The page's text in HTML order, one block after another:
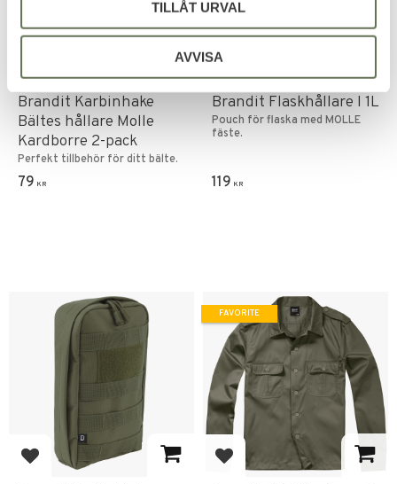
TILLÅT URVAL
AVVISA
Add to favorites
Brandit Karbinhake
Bältes hållare Molle
Kardborre 2-pack
Perfekt tillbehör för ditt bälte.
79 KR
Add to favorites
Brandit Flaskhållare I 1L
Pouch för flaska med MOLLE
fäste.
119 KR
Add to favorites Add to favorites
FAVORITE